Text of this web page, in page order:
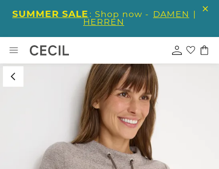
SUMMER SALE : Shop now - DAMEN |
HERREN